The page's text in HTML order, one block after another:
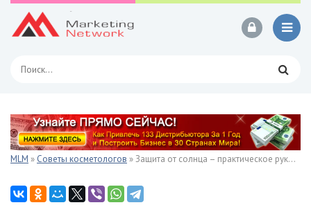
MLM » Советы косметологов » Защита от солнца – практическое руководство - СОВЕТЫ КОСМЕТОЛОГА